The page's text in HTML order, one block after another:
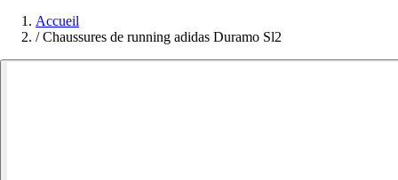
Accueil
/ Chaussures de running adidas Duramo Sl2